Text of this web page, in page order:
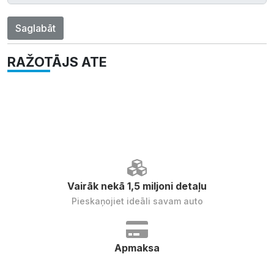
Saglabāt
RAŽOTĀJS ATE
Vairāk nekā 1,5 miljoni detaļu
Pieskaņojiet ideāli savam auto
Apmaksa